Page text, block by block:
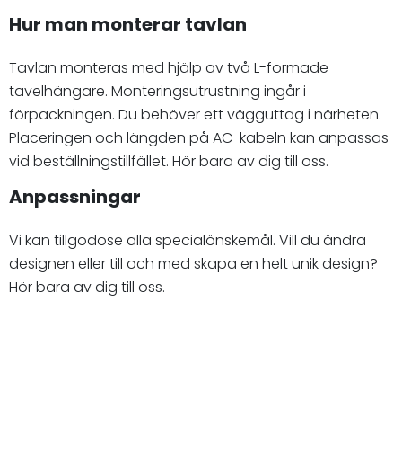
Hur man monterar tavlan
Tavlan monteras med hjälp av två L-formade
tavelhängare. Monteringsutrustning ingår i
förpackningen. Du behöver ett vägguttag i närheten.
Placeringen och längden på AC-kabeln kan anpassas
vid beställningstillfället. Hör bara av dig till oss.
Anpassningar
Vi kan tillgodose alla specialönskemål. Vill du ändra
designen eller till och med skapa en helt unik design?
Hör bara av dig till oss.